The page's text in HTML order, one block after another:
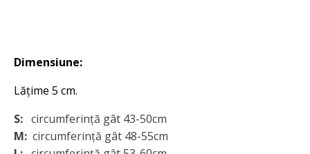
Dimensiune:
Lățime 5 cm.
S: circumferință gât 43-50cm
M: circumferință gât 48-55cm